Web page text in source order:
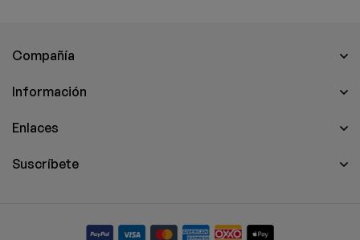
Compañía
Información
Enlaces
Suscríbete